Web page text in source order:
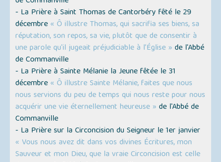
- La Prière à Saint Thomas de Cantorbéry fêté le 29
décembre « Ô illustre Thomas, qui sacrifia ses biens, sa
réputation, son repos, sa vie, plutôt que de consentir à
une parole qu'il jugeait préjudiciable à l’Église » de l'Abbé
de Commanville
- La Prière à Sainte Mélanie la Jeune fêtée le 31
décembre « Ô illustre Sainte Mélanie, faites que nous
nous servions du peu de temps qui nous reste pour nous
acquérir une vie éternellement heureuse » de l'Abbé de
Commanville
- La Prière sur la Circoncision du Seigneur le 1er janvier
« Vous nous avez dit dans vos divines Écritures, mon
Sauveur et mon Dieu, que la vraie Circoncision est celle